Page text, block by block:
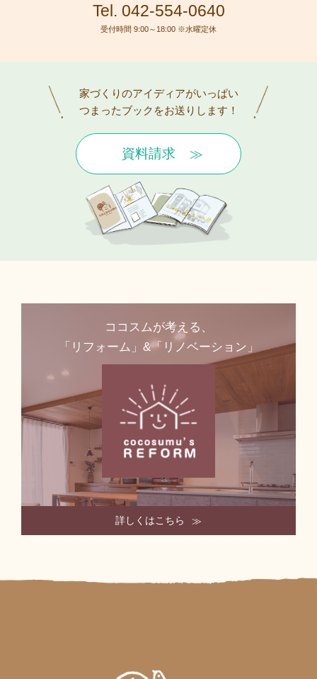
Tel. 042-554-0640
受付時間 9:00～18:00 ※水曜定休
家づくりのアイディアがいっぱい
つまったブックをお送りします！
資料請求
ココスムが考える、
「リフォーム」&「リノベーション」
詳しくはこちら